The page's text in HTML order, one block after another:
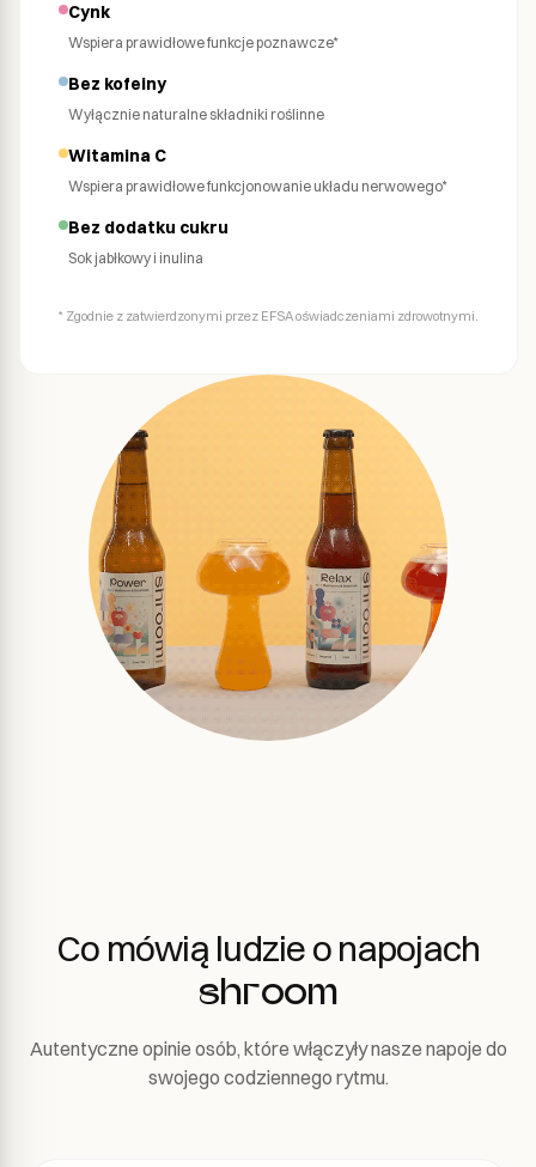
Cynk
Wspiera prawidłowe funkcje poznawcze*
Bez kofeiny
Wyłącznie naturalne składniki roślinne
Witamina C
Wspiera prawidłowe funkcjonowanie układu nerwowego*
Bez dodatku cukru
Sok jabłkowy i inulina
* Zgodnie z zatwierdzonymi przez EFSA oświadczeniami zdrowotnymi.
Co mówią ludzie o napojach
shroom
Autentyczne opinie osób, które włączyły nasze napoje do
swojego codziennego rytmu.